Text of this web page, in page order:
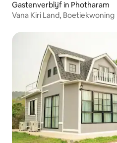
Gastenverblijf in Photharam
Vana Kiri Land, Boetiekwoning